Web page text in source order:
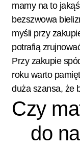
mamy na to
bezszwowa
myśli przy
potrafią
Przy zakupie
roku warto
duża szansa, że
Czy
do